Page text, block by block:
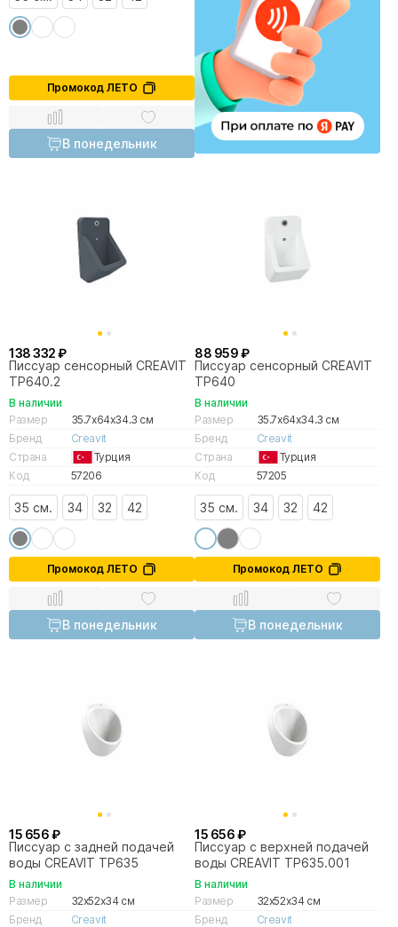
Промокод ЛЕТО
В понедельник
138 332 ₽
Писсуар сенсорный CREAVIT
TP640.2
В наличии
Размер
35.7x64x34.3 см
Бренд
Creavit
Страна
Турция
Код
57206
35 см. 34 32 42
Промокод ЛЕТО
В понедельник
88 959 ₽
Писсуар сенсорный CREAVIT
TP640
В наличии
Размер
35.7x64x34.3 см
Бренд
Creavit
Страна
Турция
Код
57205
35 см. 34 32 42
Промокод ЛЕТО
В понедельник
15 656 ₽
Писсуар с задней подачей
воды CREAVIT TP635
В наличии
Размер
32x52x34 см
Бренд
Creavit
15 656 ₽
Писсуар с верхней подачей
воды CREAVIT TP635.001
В наличии
Размер
32x52x34 см
Бренд
Creavit